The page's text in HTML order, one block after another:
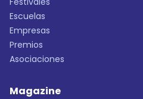
Escuelas
Empresas
Premios
Asociaciones
Magazine